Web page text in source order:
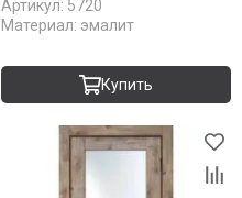
Артикул: 5720
Материал: эмалит
Купить